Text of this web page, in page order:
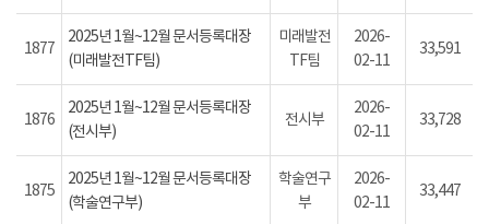
1877
2025년 1월~12월 문서등록대장
(미래발전TF팀)
미래발전
TF팀
2026-
02-11
33,591
1876
2025년 1월~12월 문서등록대장
(전시부)
전시부
2026-
02-11
33,728
1875
2025년 1월~12월 문서등록대장
(학술연구부)
학술연구
부
2026-
02-11
33,447